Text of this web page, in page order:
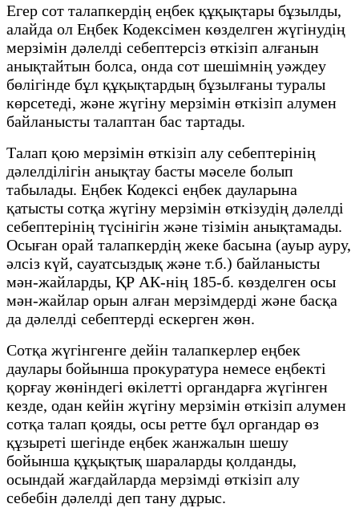
Егер сот талапкердің еңбек құқықтары бұзылды,
алайда ол Еңбек Кодексімен көзделген жүгінудің
мерзімін дәлелді себептерсіз өткізіп алғанын
анықтайтын болса, онда сот шешімнің уәждеу
бөлігінде бұл құқықтардың бұзылғаны туралы
көрсетеді, және жүгіну мерзімін өткізіп алумен
байланысты талаптан бас тартады.
Талап қою мерзімін өткізіп алу себептерінің
дәлелділігін анықтау басты мәселе болып
табылады. Еңбек Кодексі еңбек дауларына
қатысты сотқа жүгіну мерзімін өткізудің дәлелді
себептерінің түсінігін және тізімін анықтамады.
Осыған орай талапкердің жеке басына (ауыр ауру,
әлсіз күй, сауатсыздық және т.б.) байланысты
мән-жайларды, ҚР АК-нің 185-б. көзделген осы
мән-жайлар орын алған мерзімдерді және басқа
да дәлелді себептерді ескерген жөн.
Сотқа жүгінгенге дейін талапкерлер еңбек
даулары бойынша прокуратура немесе еңбекті
қорғау жөніндегі өкілетті органдарға жүгінген
кезде, одан кейін жүгіну мерзімін өткізіп алумен
сотқа талап қояды, осы ретте бұл органдар өз
құзыреті шегінде еңбек жанжалын шешу
бойынша құқықтық шараларды қолданды,
осындай жағдайларда мерзімді өткізіп алу
себебін дәлелді деп тану дұрыс.